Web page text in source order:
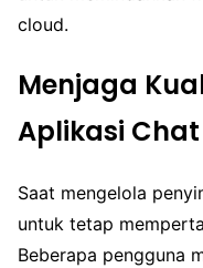
cloud.
Menjaga
Aplikasi Chat
Saat mengelola
untuk tetap
Beberapa pengguna